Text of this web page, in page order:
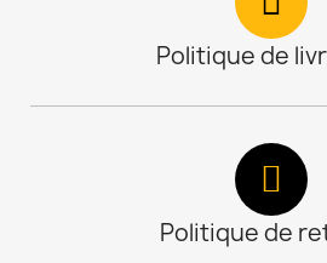
Politique de
Politique de